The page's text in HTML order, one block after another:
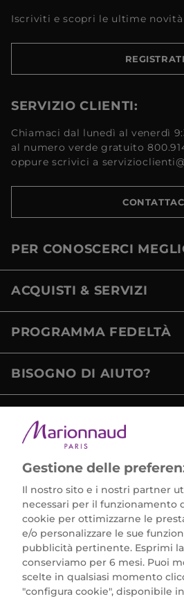
Iscriviti e scopri le ultime
REGISTRATI
SERVIZIO CLIENTI:
Chiamaci dal lunedì al venerdì
al numero verde gratuito
oppure scrivici a
PER CONOSCERCI
ACQUISTI & SERVIZI
PROGRAMMA FEDELTÀ
BISOGNO DI AIUTO?
Marionnaud Parfumeries Italia
Largo Fiera Milano 5, 20017 Rho
REA Milano 1650024 con P.IVA
SCARICA LA NOSTRA APP
Gestione delle
Il nostro sito e i nostri partner
necessari per il funzionamento
cookie per ottimizzarne le
e/o personalizzare le sue
pubblicità pertinente. Esprimi
conserviamo per 6 mesi. Puoi
scelte in qualsiasi momento
"configura cookie", disponibile